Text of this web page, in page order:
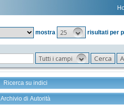
mostra
25 risultati per
Tutti i campi
Ricerca su indici
Archivio di Autorità